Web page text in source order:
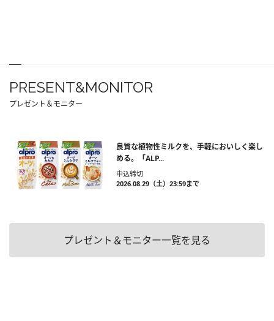
PRESENT&MONITOR
プレゼント＆モニター
良質な植物性ミルクを、手軽においしく楽し
める。「ALP...
申込締切
2026.08.29（土）23:59まで
プレゼント＆モニター一覧を見る